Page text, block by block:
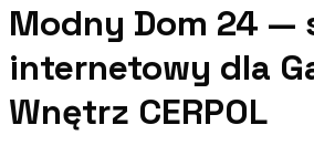
Modny Dom 24 —
internetowy dla
Wnętrz CERPOL